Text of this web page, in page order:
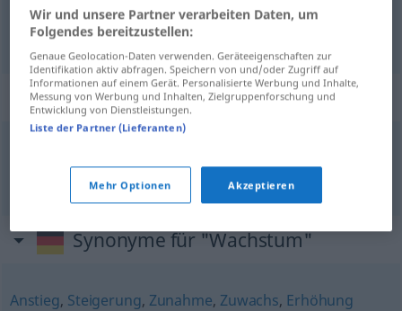
expansion f Wachstum
Beispielsätze für "Wachstum"
croissance
Synonyme für "Wachstum"
Anstieg, Steigerung, Zunahme, Zuwachs, Erhöhung
Wir und unsere Partner verarbeiten Daten, um
Folgendes bereitzustellen:
Genaue Geolocation-Daten verwenden. Geräteeigenschaften zur
Identifikation aktiv abfragen. Speichern von und/oder Zugriff auf
Informationen auf einem Gerät. Personalisierte Werbung und Inhalte,
Messung von Werbung und Inhalten, Zielgruppenforschung und
Entwicklung von Dienstleistungen.
Liste der Partner (Lieferanten)
Mehr Optionen Akzeptieren